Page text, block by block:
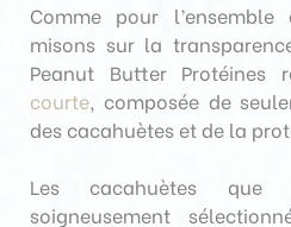
Comme pour l’ensemble
misons sur la
Peanut Butter Protéines
courte, composée de
des cacahuètes et de la
Les cacahuètes que
soigneusement